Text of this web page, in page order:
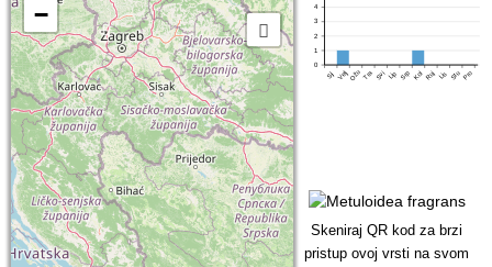
−
0
1
2
3
4
Sij VeljOžuTra Svi Lip Srp Kol Ruj Lis StuPro
Skeniraj QR kod za brzi
pristup ovoj vrsti na svom